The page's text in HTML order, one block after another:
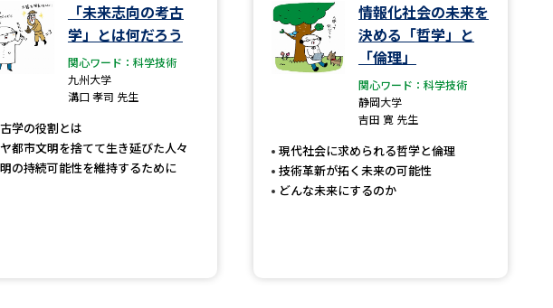
容や特徴を調べる
・学科特集
国際・グローバルに強い大学特集
奨学金・特待生制度特集
年スタート号特集ページ（高3生用）
特集ページ（高2生用）
「未来志向の考古
学」とは何だろう
関心ワード：科学技術
九州大学
溝口 孝司 先生
学の役割とは
都市文明を捨てて生き延びた人々
の持続可能性を維持するために
情報化社会の未来を
決める「哲学」と
「倫理」
関心ワード：科学技術
静岡大学
吉田 寛 先生
現代社会に求められる哲学と倫理
技術革新が拓く未来の可能性
どんな未来にするのか